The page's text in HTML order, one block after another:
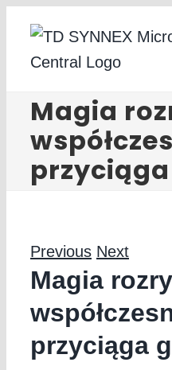
content
Magia
Previous Next
Magia
przyciąga